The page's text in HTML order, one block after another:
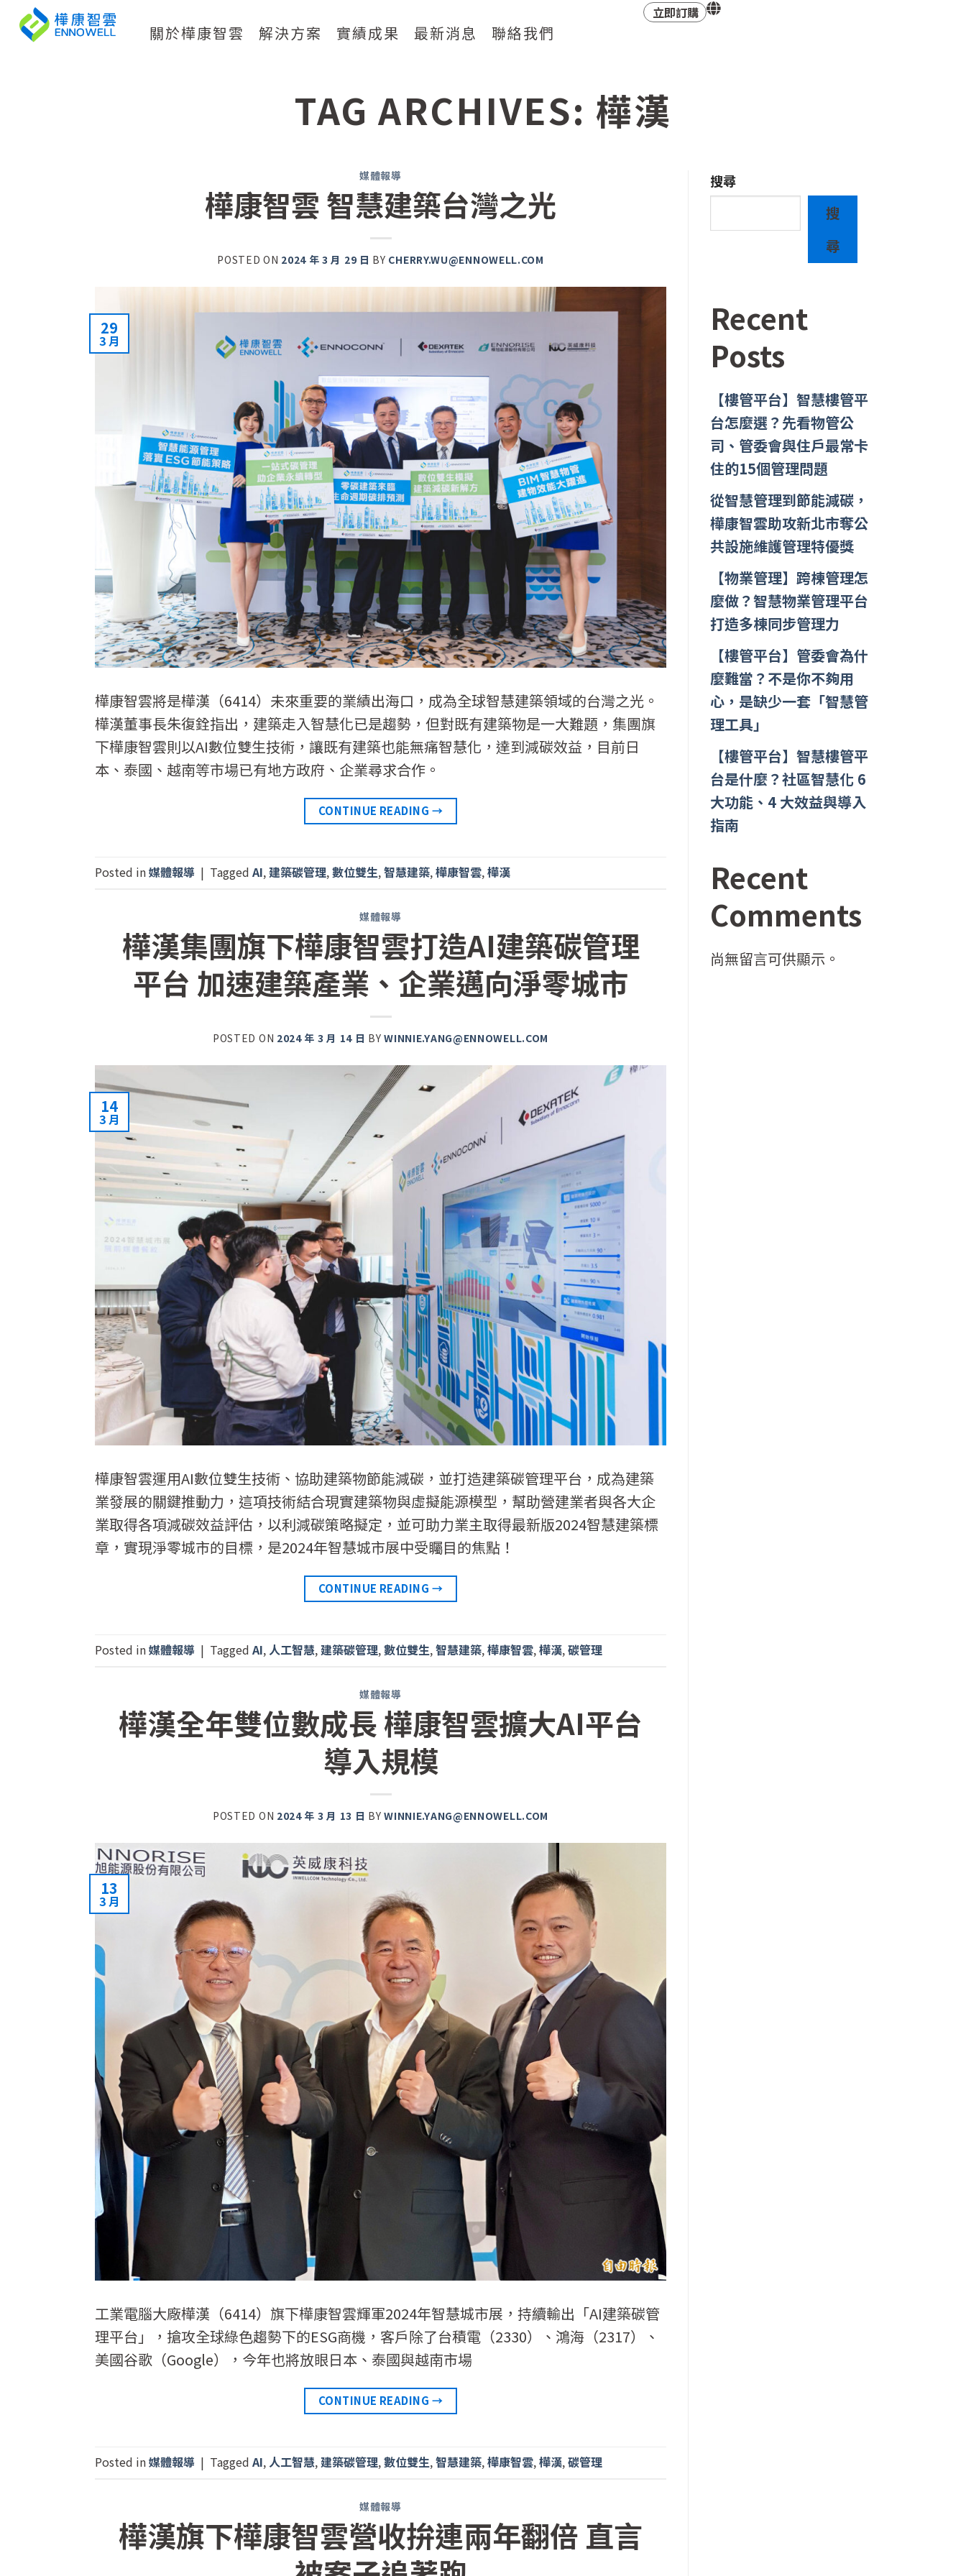
關於樺康智雲 解決方案 實績成果 最新消息 聯絡我們
立即訂購
TAG ARCHIVES: 樺漢
媒體報導
樺康智雲 智慧建築台灣之光
POSTED ON 2024 年 3 月 29 日 BY CHERRY.WU@ENNOWELL.COM
29
3 月
樺康智雲將是樺漢（6414）未來重要的業績出海口，成為全球智慧建築領域的台灣之光。
樺漢董事長朱復銓指出，建築走入智慧化已是趨勢，但對既有建築物是一大難題，集團旗
下樺康智雲則以AI數位雙生技術，讓既有建築也能無痛智慧化，達到減碳效益，目前日
本、泰國、越南等市場已有地方政府、企業尋求合作。
CONTINUE READING →
Posted in媒體報導 | Tagged AI,建築碳管理,數位雙生,智慧建築,樺康智雲,樺漢
媒體報導
樺漢集團旗下樺康智雲打造AI建築碳管理
平台 加速建築產業、企業邁向淨零城市
POSTED ON 2024 年 3 月 14 日 BYWINNIE.YANG@ENNOWELL.COM
14
3 月
樺康智雲運用AI數位雙生技術、協助建築物節能減碳，並打造建築碳管理平台，成為建築
業發展的關鍵推動力，這項技術結合現實建築物與虛擬能源模型，幫助營建業者與各大企
業取得各項減碳效益評估，以利減碳策略擬定，並可助力業主取得最新版2024智慧建築標
章，實現淨零城市的目標，是2024年智慧城市展中受矚目的焦點！
CONTINUE READING →
Posted in媒體報導 | Tagged AI,人工智慧,建築碳管理,數位雙生,智慧建築,樺康智雲,樺漢,碳管理
媒體報導
樺漢全年雙位數成長 樺康智雲擴大AI平台
導入規模
POSTED ON 2024 年 3 月 13 日 BYWINNIE.YANG@ENNOWELL.COM
13
3 月
工業電腦大廠樺漢（6414）旗下樺康智雲輝軍2024年智慧城市展，持續輸出「AI建築碳管
理平台」，搶攻全球綠色趨勢下的ESG商機，客戶除了台積電（2330）、鴻海（2317）、
美國谷歌（Google），今年也將放眼日本、泰國與越南市場
CONTINUE READING →
Posted in媒體報導 | Tagged AI,人工智慧,建築碳管理,數位雙生,智慧建築,樺康智雲,樺漢,碳管理
媒體報導
樺漢旗下樺康智雲營收拚連兩年翻倍 直言
搜尋
搜
尋
Recent
Posts
【樓管平台】智慧樓管平
台怎麼選？先看物管公
司、管委會與住戶最常卡
住的15個管理問題
從智慧管理到節能減碳，
樺康智雲助攻新北市奪公
共設施維護管理特優獎
【物業管理】跨棟管理怎
麼做？智慧物業管理平台
打造多棟同步管理力
【樓管平台】管委會為什
麼難當？不是你不夠用
心，是缺少一套「智慧管
理工具」
【樓管平台】智慧樓管平
台是什麼？社區智慧化 6
大功能、4 大效益與導入
指南
Recent
Comments
尚無留言可供顯示。